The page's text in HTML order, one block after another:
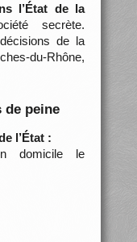
l’État de la
secrète.
de la
du-Rhône,
de peine
l’État :
domicile le